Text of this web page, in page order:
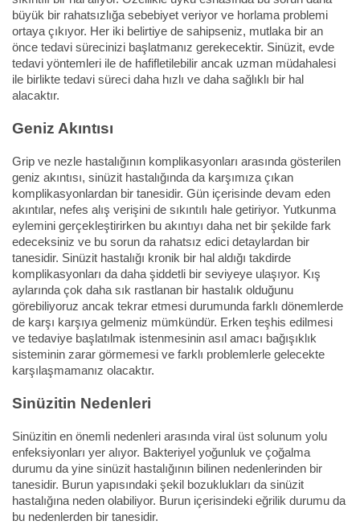
büyük bir rahatsızlığa sebebiyet veriyor ve horlama problemi
ortaya çıkıyor. Her iki belirtiye de sahipseniz, mutlaka bir an
önce tedavi sürecinizi başlatmanız gerekecektir. Sinüzit, evde
tedavi yöntemleri ile de hafifletilebilir ancak uzman müdahalesi
ile birlikte tedavi süreci daha hızlı ve daha sağlıklı bir hal
alacaktır.
Geniz Akıntısı
Grip ve nezle hastalığının komplikasyonları arasında gösterilen
geniz akıntısı, sinüzit hastalığında da karşımıza çıkan
komplikasyonlardan bir tanesidir. Gün içerisinde devam eden
akıntılar, nefes alış verişini de sıkıntılı hale getiriyor. Yutkunma
eylemini gerçekleştirirken bu akıntıyı daha net bir şekilde fark
edeceksiniz ve bu sorun da rahatsız edici detaylardan bir
tanesidir. Sinüzit hastalığı kronik bir hal aldığı takdirde
komplikasyonları da daha şiddetli bir seviyeye ulaşıyor. Kış
aylarında çok daha sık rastlanan bir hastalık olduğunu
görebiliyoruz ancak tekrar etmesi durumunda farklı dönemlerde
de karşı karşıya gelmeniz mümkündür. Erken teşhis edilmesi
ve tedaviye başlatılmak istenmesinin asıl amacı bağışıklık
sisteminin zarar görmemesi ve farklı problemlerle gelecekte
karşılaşmamanız olacaktır.
Sinüzitin Nedenleri
Sinüzitin en önemli nedenleri arasında viral üst solunum yolu
enfeksiyonları yer alıyor. Bakteriyel yoğunluk ve çoğalma
durumu da yine sinüzit hastalığının bilinen nedenlerinden bir
tanesidir. Burun yapısındaki şekil bozuklukları da sinüzit
hastalığına neden olabiliyor. Burun içerisindeki eğrilik durumu da
bu nedenlerden bir tanesidir.